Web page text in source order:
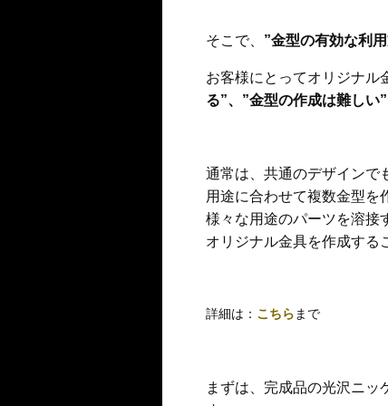
そこで、 ”金型の有効な利
お客様にとってオリジナル
る”、”金型の作成は難しい”
通常は、共通のデザインで
用途に合わせて複数金型を
様々な用途のパーツを溶接
オリジナル金具を作成する
詳細は： こちら まで
まずは、完成品の光沢ニ